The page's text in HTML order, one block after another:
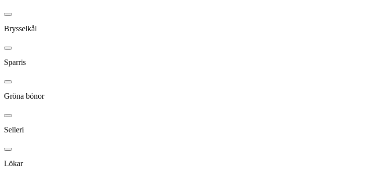
Brysselkål
Sparris
Gröna bönor
Selleri
Lökar